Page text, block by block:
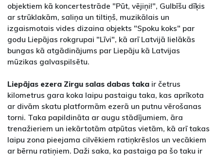
objektiem kā koncertestrāde "Pūt, vējiņi!", Gulbīšu dīķis
ar strūklakām, saliņa un tiltiņš, muzikālais un
izgaismotais vides dizaina objekts "Spoku koks" par
godu Liepājas rokgrupai "Līvi", kā arī Latvijā lielākās
bungas kā atgādinājums par Liepāju kā Latvijas
mūzikas galvaspilsētu.
Liepājas ezera Zirgu salas dabas taka ir četrus
kilometrus gara koka laipu pastaigu taka, kas aprīkota
ar divām skatu platformām ezerā un putnu vērošanas
torni. Taka papildināta ar augu stādījumiem, āra
trenažieriem un iekārtotām atpūtas vietām, kā arī takas
laipu zona pieejama cilvēkiem ratiņkrēslos un vecākiem
ar bērnu ratiņiem. Daži saka, ka pastaiga pa šo taku ir